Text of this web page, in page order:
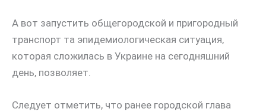
А вот запустить общегородской и пригородный
транспорт та эпидемиологическая ситуация,
которая сложилась в Украине на сегодняшний
день, позволяет.
Следует отметить, что ранее городской глава